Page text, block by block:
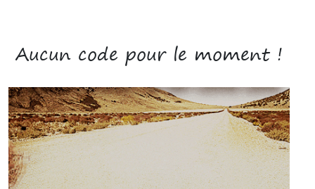
Aucun code pour le moment !